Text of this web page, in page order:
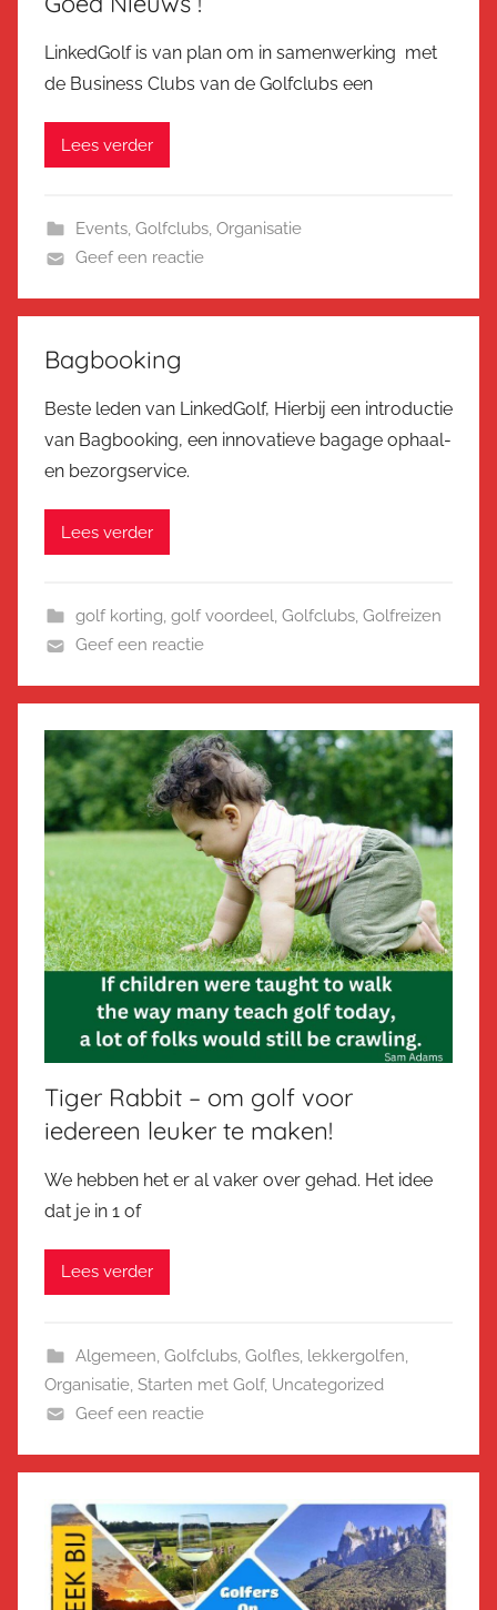
LinkedGolf is van plan om in samenwerking met
de Business Clubs van de Golfclubs een
Lees verder
Events, Golfclubs, Organisatie
Geef een reactie
Bagbooking
Beste leden van LinkedGolf, Hierbij een introductie
van Bagbooking, een innovatieve bagage ophaal-
en bezorgservice.
Lees verder
golf korting, golf voordeel, Golfclubs, Golfreizen
Geef een reactie
Tiger Rabbit – om golf voor
iedereen leuker te maken!
We hebben het er al vaker over gehad. Het idee
dat je in 1 of
Lees verder
Algemeen, Golfclubs, Golfles, lekkergolfen,
Organisatie, Starten met Golf, Uncategorized
Geef een reactie